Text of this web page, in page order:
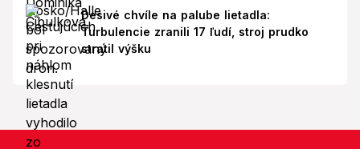
Desivé chvíle na palube lietadla:
Turbulencie zranili 17 ľudí, stroj prudko
stratil výšku